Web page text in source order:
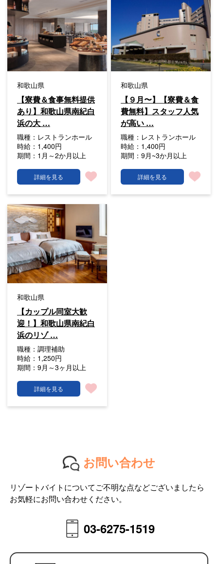
和歌山県
【寮費＆食事無料提供
あり】和歌山県南紀白
浜の大 …
職種： レストランホール
時給： 1,400円
期間： 1月～2か月以上
詳細を見る
和歌山県
【９月〜】【寮費＆食
費無料】スタッフ人気
が高い …
職種： レストランホール
時給： 1,400円
期間：9月~3か月以上
詳細を見る
和歌山県
【カップル同室大歓
迎！】和歌山県南紀白
浜のリゾ …
職種： 調理補助
時給： 1,250円
期間： 9月～3ヶ月以上
詳細を見る
お問い合わせ
リゾートバイトについてご不明な点などございましたら
お気軽にお問い合わせください。
03-6275-1519